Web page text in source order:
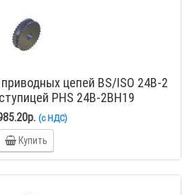
цепей BS/ISO 24B-2
PHS 24B-2BH19
(с НДС)
Купить